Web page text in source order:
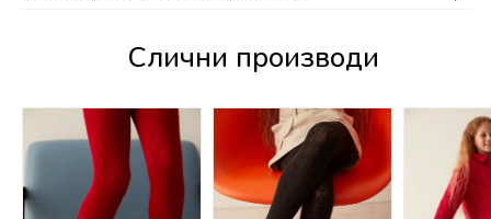
Слични производи